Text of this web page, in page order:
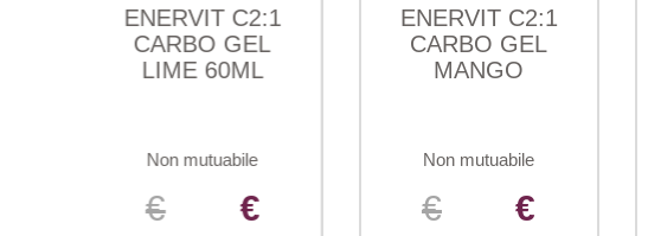
ENERVIT C2:1
CARBO GEL
MANGO
Non mutuabile
€
ENERVIT
PROTEIN DEAL
MINIS DARK
Non mutuabile
€